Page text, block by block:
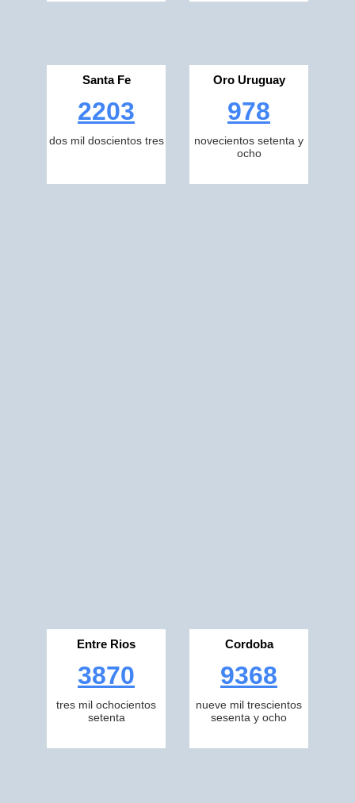
Santa Fe
2203
dos mil doscientos tres
Oro Uruguay
978
novecientos setenta y
ocho
Entre Rios
3870
tres mil ochocientos
setenta
Cordoba
9368
nueve mil trescientos
sesenta y ocho